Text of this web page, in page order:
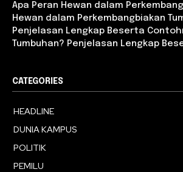
Apa Peran Hewan dalam
Hewan dalam Perkembangbiakan
Penjelasan Lengkap Beserta
Tumbuhan? Penjelasan Lengkap
CATEGORIES
HEADLINE
DUNIA KAMPUS
POLITIK
PEMILU